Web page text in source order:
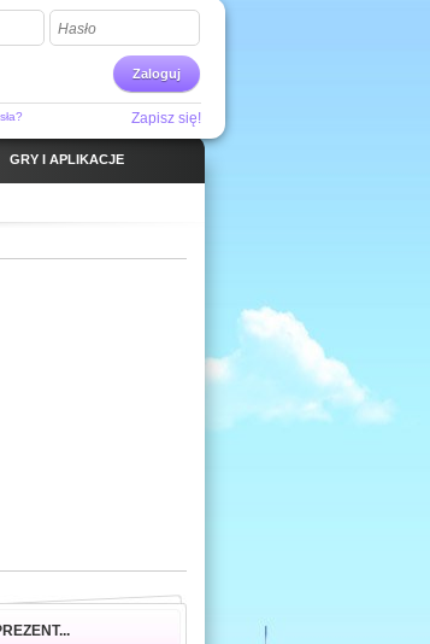
Hasło
Zaloguj
Zapisz się!
GRY I APLIKACJE